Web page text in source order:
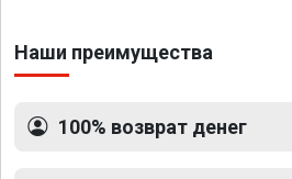
Наши преимущества
100% возврат денег